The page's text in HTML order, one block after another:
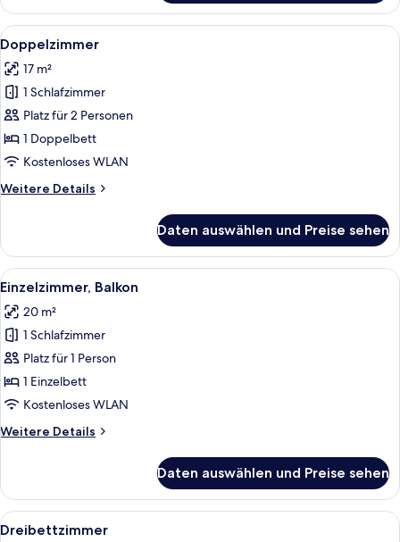
Doppelzimmer,
Balkon
Alle
Fotos
für
Doppelzimmer
anzeigen
Ein Schlafzimmer mit einem Bett,
15
Doppelzimmer
17 m²
1 Schlafzimmer
Platz für 2 Personen
1 Doppelbett
Kostenloses WLAN
Weitere Details
Weitere
Daten auswählen und Preise sehen
Alle
Fotos
für
Einzelzimmer,
Balkon
anzeigen
Ein Schlafzimmer mit Bett,
6
Einzelzimmer, Balkon
20 m²
1 Schlafzimmer
Platz für 1 Person
1 Einzelbett
Kostenloses WLAN
Weitere Details
Weitere
Balkon
Daten auswählen und Preise sehen
Alle
Ein Hotelzimmer mit einem großen
6
Dreibettzimmer